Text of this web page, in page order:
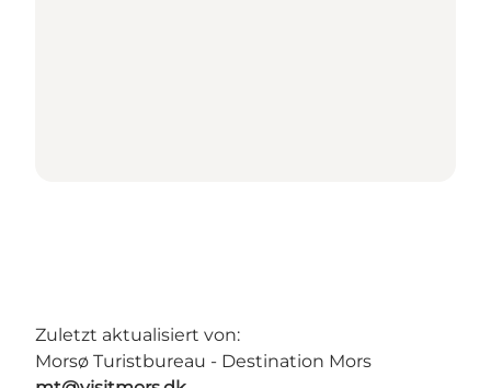
Zuletzt aktualisiert von:
Morsø Turistbureau - Destination Mors